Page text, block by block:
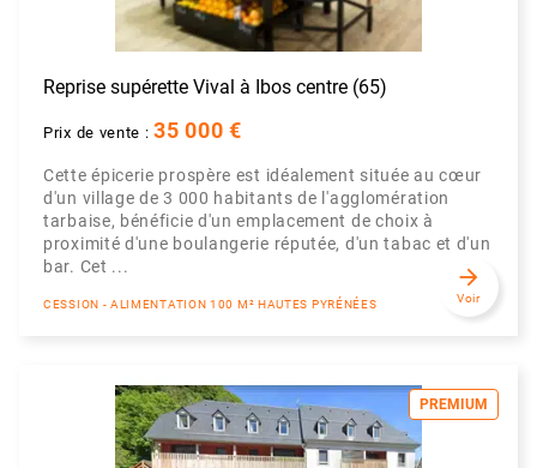
Reprise supérette Vival à Ibos centre (65)
Prix de vente :35 000 €
Cette épicerie prospère est idéalement située au cœur
d'un village de 3 000 habitants de l'agglomération
tarbaise, bénéficie d'un emplacement de choix à
proximité d'une boulangerie réputée, d'un tabac et d'un
bar. Cet ...
CESSION - ALIMENTATION 100 M² HAUTES PYRÉNÉES
arrow_forward
Voir
PREMIUM